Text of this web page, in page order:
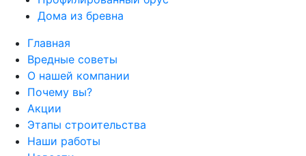
Дома из бревна
Главная
Вредные советы
О нашей компании
Почему вы?
Акции
Этапы строительства
Наши работы